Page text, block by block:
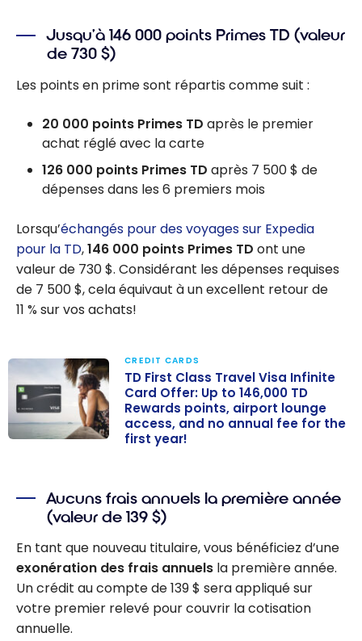
Jusqu’à 146 000 points Primes TD (valeur
de 730 $)
Les points en prime sont répartis comme suit :
20 000 points Primes TD après le premier
achat réglé avec la carte
126 000 points Primes TD après 7 500 $ de
dépenses dans les 6 premiers mois
Lorsqu’échangés pour des voyages sur Expedia
pour la TD,146 000 points Primes TD ont une
valeur de 730 $. Considérant les dépenses requises
de 7 500 $, cela équivaut à un excellent retour de
11 % sur vos achats!
Infinite Card
Offer: Up to
146,000 TD
Rewards points,
airport lounge
access, and no
annual fee for
the first year!
CREDIT CARDS
TD First Class Travel Visa Infinite
Card Offer: Up to 146,000 TD
Rewards points, airport lounge
access, and no annual fee for the
first year!
Aucuns frais annuels la première année
(valeur de 139 $)
En tant que nouveau titulaire, vous bénéficiez d’une
exonération des frais annuels la première année.
Un crédit au compte de139 $ sera appliqué sur
votre premier relevé pour couvrir la cotisation
annuelle.